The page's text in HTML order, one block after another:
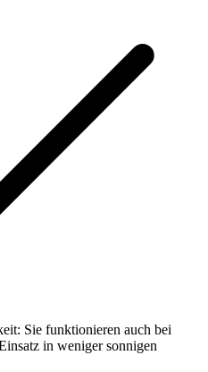
Sie funktionieren auch bei
in weniger sonnigen